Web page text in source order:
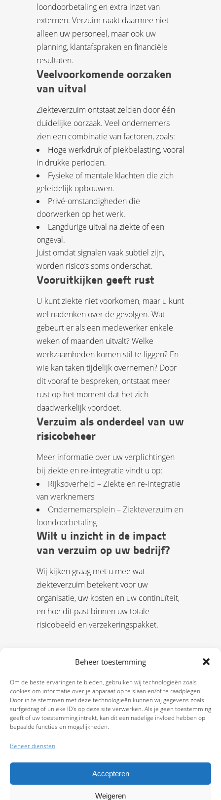
Beheer toestemming
Om de beste ervaringen te bieden, gebruiken wij technologieën zoals
cookies om informatie over je apparaat op te slaan en/of te raadplegen.
Door in te stemmen met deze technologieën kunnen wij gegevens zoals
surfgedrag of unieke ID's op deze site verwerken. Als je geen toestemming
geeft of uw toestemming intrekt, kan dit een nadelige invloed hebben op
bepaalde functies en mogelijkheden.
Beheer diensten
Accepteren
Weigeren
loondoorbetaling en extra inzet van
externen. Verzuim raakt daarmee niet
alleen uw personeel, maar ook uw
planning, klantafspraken en financiële
resultaten.
Veelvoorkomende oorzaken
van uitval
Ziekteverzuim ontstaat zelden door één
duidelijke oorzaak. Veel ondernemers
zien een combinatie van factoren, zoals:
Hoge werkdruk of piekbelasting, vooral
in drukke perioden.
Fysieke of mentale klachten die zich
geleidelijk opbouwen.
Privé-omstandigheden die
doorwerken op het werk.
Langdurige uitval na ziekte of een
ongeval.
Juist omdat signalen vaak subtiel zijn,
worden risico’s soms onderschat.
Vooruitkijken geeft rust
U kunt ziekte niet voorkomen, maar u kunt
wel nadenken over de gevolgen. Wat
gebeurt er als een medewerker enkele
weken of maanden uitvalt? Welke
werkzaamheden komen stil te liggen? En
wie kan taken tijdelijk overnemen? Door
dit vooraf te bespreken, ontstaat meer
rust op het moment dat het zich
daadwerkelijk voordoet.
Verzuim als onderdeel van uw
risicobeheer
Meer informatie over uw verplichtingen
bij ziekte en re-integratie vindt u op:
Rijksoverheid – Ziekte en re-integratie
van werknemers
Ondernemersplein – Ziekteverzuim en
loondoorbetaling
Wilt u inzicht in de impact
van verzuim op uw bedrijf?
Wij kijken graag met u mee wat
ziekteverzuim betekent voor uw
organisatie, uw kosten en uw continuïteit,
en hoe dit past binnen uw totale
risicobeeld en verzekeringspakket.